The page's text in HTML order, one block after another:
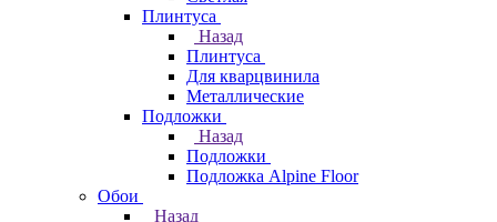
Плинтуса
Назад
Плинтуса
Для кварцвинила
Металлические
Подложки
Назад
Подложки
Подложка Alpine Floor
Обои
Назад